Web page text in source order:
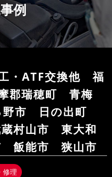
例
・ATF交換他 福
郡瑞穂町 青梅
市 日の出町
村山市 東大和
飯能市 狭山市
修理